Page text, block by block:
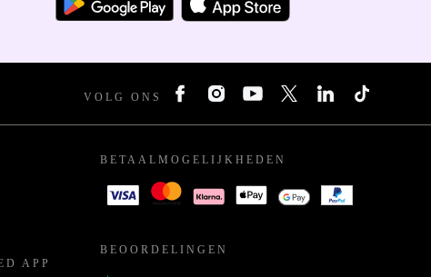
VOLG ONS
APP
BETAALMOGELIJKHEDEN
BEOORDELINGEN